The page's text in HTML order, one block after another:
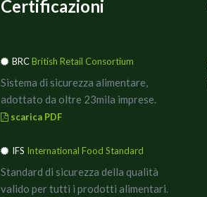
Certificazioni
BRCBritish Retail Consortium
Sistema di sicurezza alimentare,
adottato da oltre 23mila imprese.
scarica PDF
IFS International Food Standard
Standard di sicurezza della qualità
valido per tutti i prodotti alimentari.